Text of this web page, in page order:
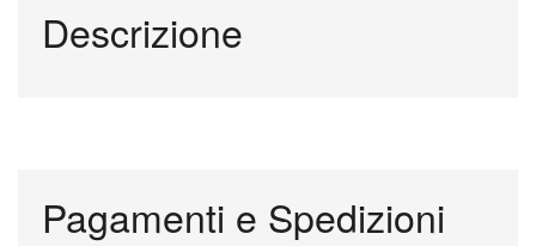
Descrizione
Pagamenti e Spedizioni